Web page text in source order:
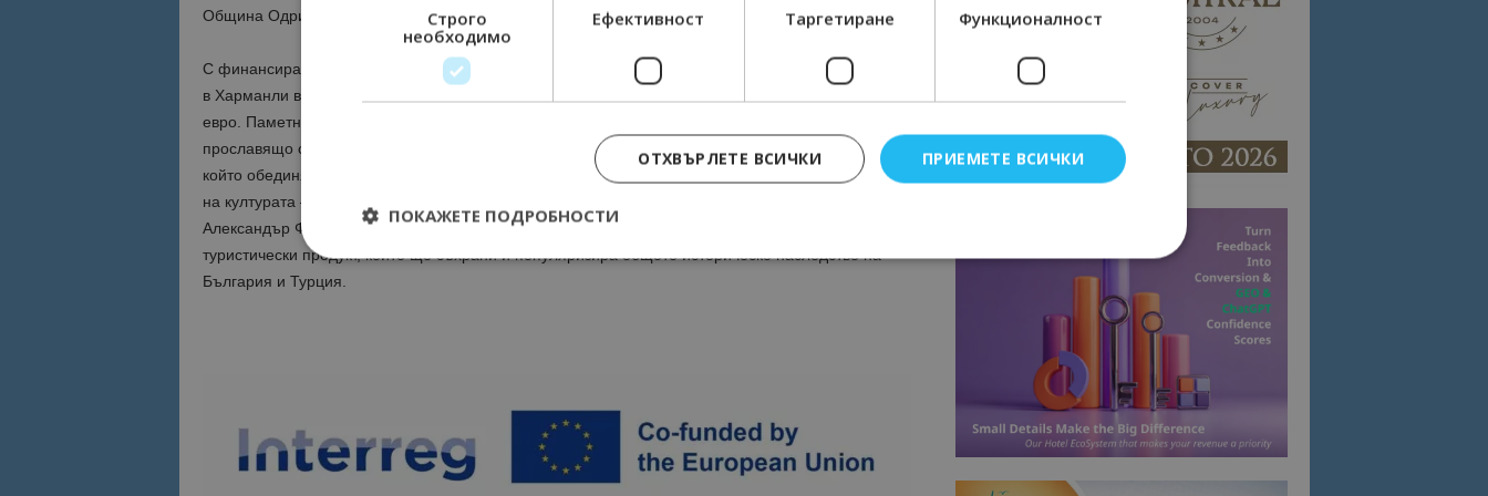
Община Одрин осигуряват съфинансиране от 245 499 евро.
С финансиране от програмата ще се реставрира и „Изворът на Белоногата/ Герганина чешма“
в Харманли в рамките на проекта „Марица – Пътешествие през времето“ с бюджет от 975 372
евро. Паметникът от национално значение е свързан с произведението на Петко Славейков,
прославящо силата на духа на българската жена и красотата на българското село. Проектът,
който обединява четири партньора, включва също обновяване и съживяване на друг паметник
на културата – сградата в музеен комплекс „Странджа“, част от Исторически музей „Проф.
Александър Фол“ в Малко Търново, както и инициативи за създаването на целогодишен
туристически продукт, който ще съхрани и популяризира общото историческо наследство на
България и Турция.
Строго
необходимо
Ефективност Таргетиране Функционалност
ПРИЕМЕТЕ ВСИЧКИ
ОТХВЪРЛЕТЕ ВСИЧКИ
ПОКАЖЕТЕ ПОДРОБНОСТИ
Домейн
cookie_notice_accepted
lisandraramos.com
bgtourism.bg
7 дни
Тази бисквитка се използва, за да запомните съгласието
на потребителя за използването на бисквитки на сайта.